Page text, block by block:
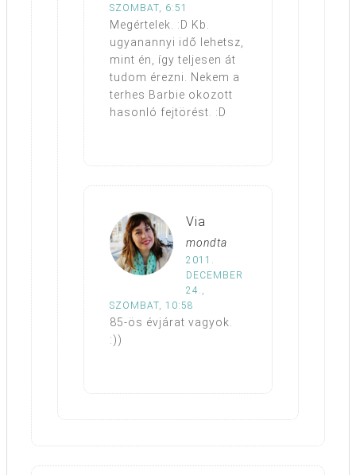
SZOMBAT, 6:51
Megértelek. :D Kb.
ugyanannyi idő lehetsz,
mint én, így teljesen át
tudom érezni. Nekem a
terhes Barbie okozott
hasonló fejtörést. :D
Via
mondta
2011.
DECEMBER
24.,
SZOMBAT, 10:58
85-ös évjárat vagyok.
:))